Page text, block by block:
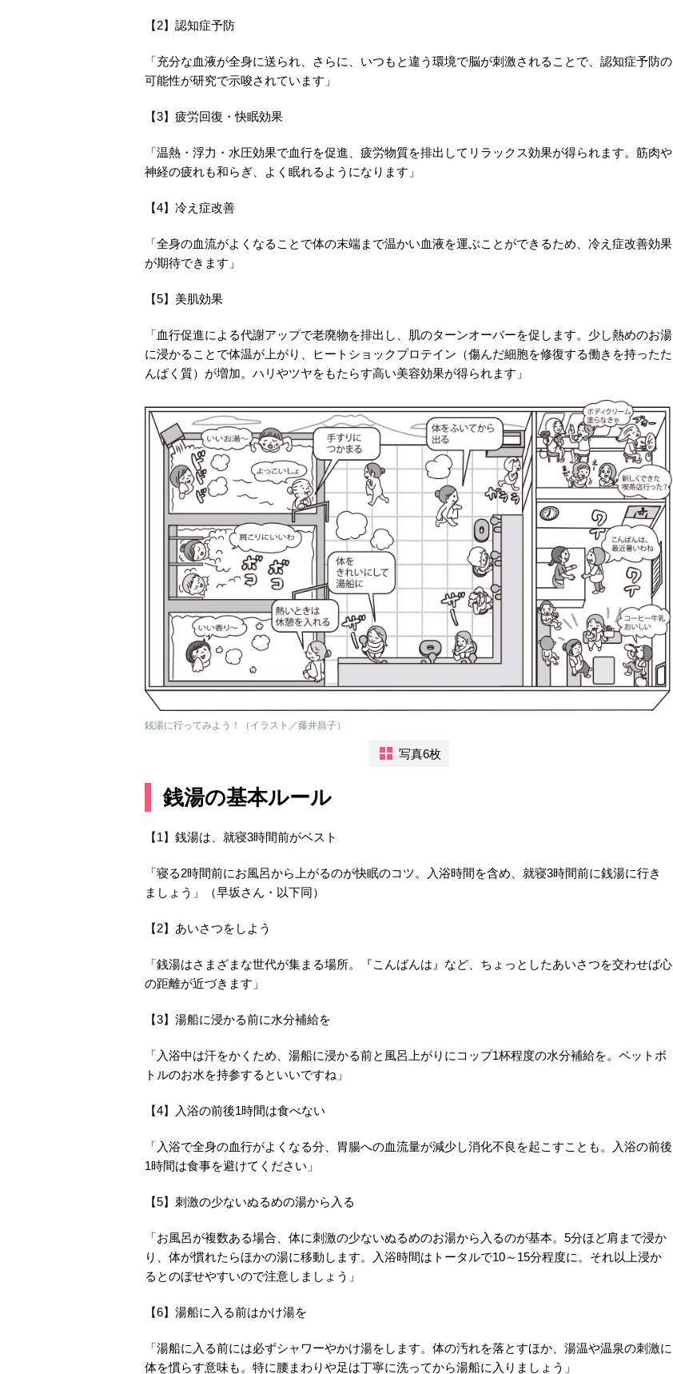
【2】認知症予防
「充分な血液が全身に送られ、さらに、いつもと違う環境で脳が刺激されることで、認知症予防の
可能性が研究で示唆されています」
【3】疲労回復・快眠効果
「温熱・浮力・水圧効果で血行を促進、疲労物質を排出してリラックス効果が得られます。筋肉や
神経の疲れも和らぎ、よく眠れるようになります」
【4】冷え症改善
「全身の血流がよくなることで体の末端まで温かい血液を運ぶことができるため、冷え症改善効果
が期待できます」
【5】美肌効果
「血行促進による代謝アップで老廃物を排出し、肌のターンオーバーを促します。少し熱めのお湯
に浸かることで体温が上がり、ヒートショックプロテイン（傷んだ細胞を修復する働きを持ったた
んぱく質）が増加。ハリやツヤをもたらす高い美容効果が得られます」
銭湯に行ってみよう！（イラスト／藤井昌子）
写真6枚
銭湯の基本ルール
【1】銭湯は、就寝3時間前がベスト
「寝る2時間前にお風呂から上がるのが快眠のコツ。入浴時間を含め、就寝3時間前に銭湯に行き
ましょう」（早坂さん・以下同）
【2】あいさつをしよう
「銭湯はさまざまな世代が集まる場所。『こんばんは』など、ちょっとしたあいさつを交わせば心
の距離が近づきます」
【3】湯船に浸かる前に水分補給を
「入浴中は汗をかくため、湯船に浸かる前と風呂上がりにコップ1杯程度の水分補給を。ペットボ
トルのお水を持参するといいですね」
【4】入浴の前後1時間は食べない
「入浴で全身の血行がよくなる分、胃腸への血流量が減少し消化不良を起こすことも。入浴の前後
1時間は食事を避けてください」
【5】刺激の少ないぬるめの湯から入る
「お風呂が複数ある場合、体に刺激の少ないぬるめのお湯から入るのが基本。5分ほど肩まで浸か
り、体が慣れたらほかの湯に移動します。入浴時間はトータルで10～15分程度に。それ以上浸か
るとのぼせやすいので注意しましょう」
【6】湯船に入る前はかけ湯を
「湯船に入る前には必ずシャワーやかけ湯をします。体の汚れを落とすほか、湯温や温泉の刺激に
体を慣らす意味も。特に腰まわりや足は丁寧に洗ってから湯船に入りましょう」